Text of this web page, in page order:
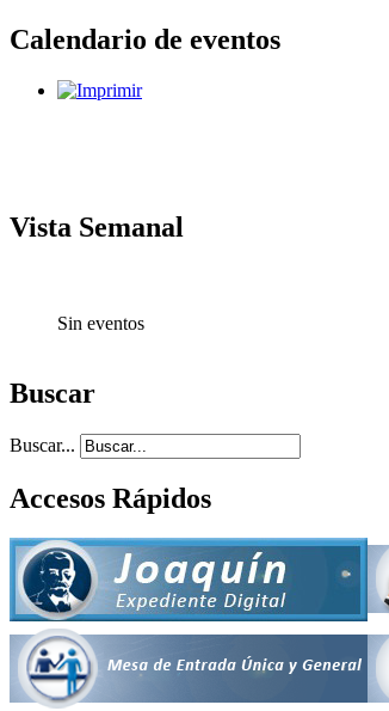
Calendario de eventos
Vista Semanal
Sin eventos
Buscar
Buscar...
Accesos Rápidos